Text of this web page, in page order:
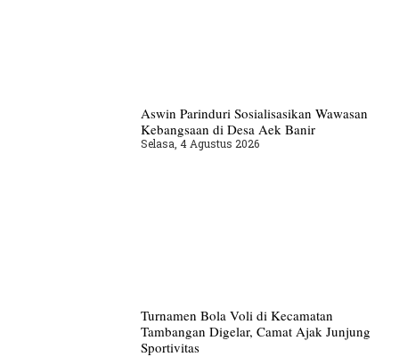
Aswin Parinduri Sosialisasikan Wawasan
Kebangsaan di Desa Aek Banir
Selasa, 4 Agustus 2026
Turnamen Bola Voli di Kecamatan
Tambangan Digelar, Camat Ajak Junjung
Sportivitas